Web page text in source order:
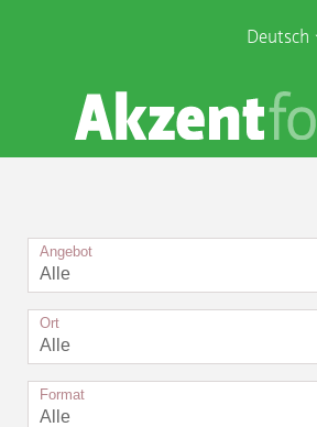
Deutsch
English
Français
Sophia Care
Angebot
Alle
Ort
Alle
Format
Alle